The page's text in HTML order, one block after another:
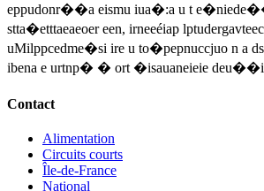
eppudonr��a eismu iua�:a u t
stta�etttaeaeoer een, irneeéiap
uMilppcedme�si ire u to�pepnuccjuo n a
ibena e urtnp� � ort �isauaneieie
Contact
Alimentation
Circuits courts
Île-de-France
National